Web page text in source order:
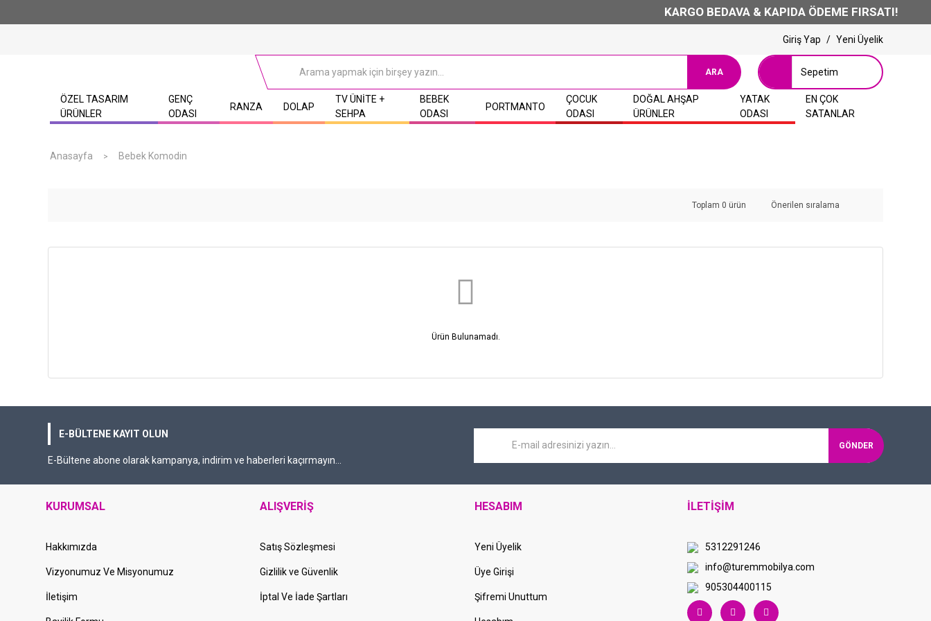
KARGO BEDAVA & KAPIDA ÖDEME FIRSATI!
Giriş Yap / Yeni Üyelik
ARA Sepetim
ÖZEL TASARIM
ÜRÜNLER
GENÇ
ODASI
RANZA DOLAP
TV ÜNITE +
SEHPA
BEBEK
ODASI
PORTMANTO
ÇOCUK
ODASI
DOĞAL AHŞAP
ÜRÜNLER
YATAK
ODASI
EN ÇOK
SATANLAR
Anasayfa Bebek Komodin
Toplam 0 ürün
Ürün Bulunamadı.
E-BÜLTENE KAYIT OLUN
E-Bültene abone olarak kampanya, indirim ve haberleri kaçırmayın...
GÖNDER
KURUMSAL
Hakkımızda
Vizyonumuz Ve Misyonumuz
İletişim
ALIŞVERİŞ
Satış Sözleşmesi
Gizlilik ve Güvenlik
İptal Ve İade Şartları
HESABIM
Yeni Üyelik
Üye Girişi
Şifremi Unuttum
İLETİŞİM
5312291246
info@turemmobilya.com
905304400115